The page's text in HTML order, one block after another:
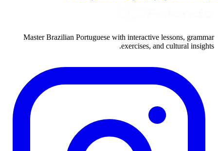
Master Brazilian Portuguese with interactive lessons, grammar
exercises, and cultural insights.